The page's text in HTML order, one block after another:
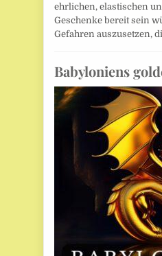
ehrlichen, elastischen
Geschenke bereit sein
Gefahren auszusetzen,
Babyloniens